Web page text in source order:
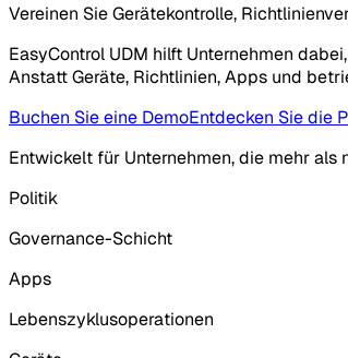
Vereinen Sie Gerätekontrolle,
EasyControl UDM hilft Unternehmen
Anstatt Geräte, Richtlinien, Apps und
Buchen Sie eine DemoEntdecken Sie die
Entwickelt für Unternehmen, die mehr
Politik
Governance-Schicht
Apps
Lebenszyklusoperationen